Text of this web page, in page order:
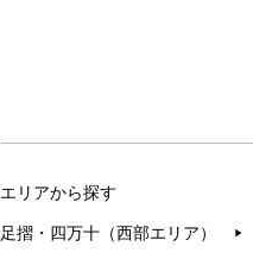
エリアから探す
足摺・四万十（西部エリア） ▶︎